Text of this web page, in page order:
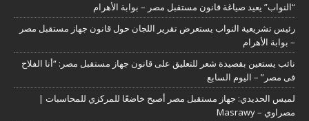
“النواب” يعيد صياغة قانون مستقبل مصر – بوابة الأهرام
رئيس تشريعية النواب يستعرض تقرير اللجان حول قانون جهاز مستقبل مصر
– بوابة الأهرام
نائب يستعين بقصيدة شعر للتعليق على قانون جهاز مستقبل مصر: “أنا الفلاح
فى مصر” – اليوم السابع
لميس الحديدي: جهاز مستقبل مصر أصبح خاضعًا للمركزي للمحاسبات |
مصراوي – Masrawy